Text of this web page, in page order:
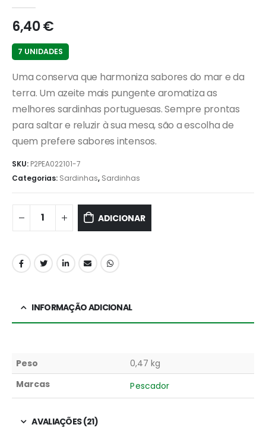
6,40€
7 UNIDADES
Uma conserva que harmoniza sabores do mar e da
terra. Um azeite mais pungente aromatiza as
melhores sardinhas portuguesas. Sempre prontas
para saltar e reluzir à sua mesa, são a escolha de
quem prefere sabores intensos.
SKU: P2PEA022101-7
Categorias: Sardinhas, Sardinhas
ADICIONAR
INFORMAÇÃO ADICIONAL
Peso
0,47 kg
Marcas
Pescador
AVALIAÇÕES (21)